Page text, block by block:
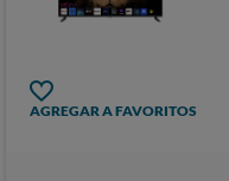
AGREGAR A FAVORITOS